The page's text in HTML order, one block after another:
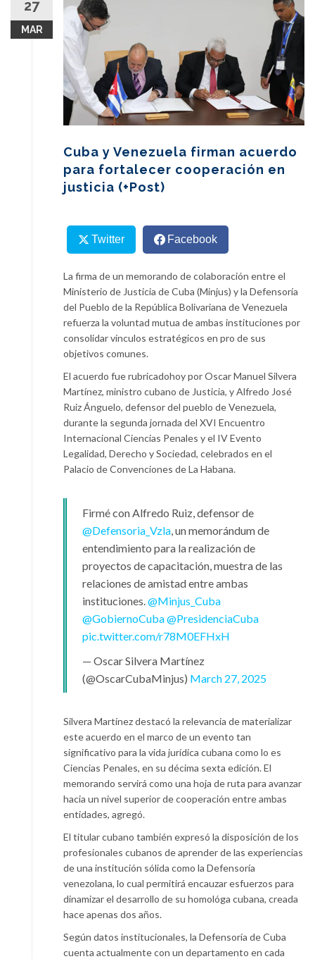
content
27
MAR
Cuba y Venezuela firman acuerdo
para fortalecer cooperación en
justicia (+Post)
Twitter Facebook
La firma de un memorando de colaboración entre el
Ministerio de Justicia de Cuba (Minjus) y la Defensoría
del Pueblo de la República Bolivariana de Venezuela
refuerza la voluntad mutua de ambas instituciones por
consolidar vínculos estratégicos en pro de sus
objetivos comunes.
El acuerdo fue rubricadohoy por Oscar Manuel Silvera
Martínez, ministro cubano de Justicia, y Alfredo José
Ruiz Ánguelo, defensor del pueblo de Venezuela,
durante la segunda jornada del XVI Encuentro
Internacional Ciencias Penales y el IV Evento
Legalidad, Derecho y Sociedad, celebrados en el
Palacio de Convenciones de La Habana.
Firmé con Alfredo Ruiz, defensor de
@Defensoria_Vzla , un memorándum de
entendimiento para la realización de
proyectos de capacitación, muestra de las
relaciones de amistad entre ambas
instituciones. @Minjus_Cuba
@GobiernoCuba@PresidenciaCuba
pic.twitter.com/r78M0EFHxH
— Oscar Silvera Martínez
(@OscarCubaMinjus) March 27, 2025
Silvera Martínez destacó la relevancia de materializar
este acuerdo en el marco de un evento tan
significativo para la vida jurídica cubana como lo es
Ciencias Penales, en su décima sexta edición. El
memorando servirá como una hoja de ruta para avanzar
hacia un nivel superior de cooperación entre ambas
entidades, agregó.
El titular cubano también expresó la disposición de los
profesionales cubanos de aprender de las experiencias
de una institución sólida como la Defensoría
venezolana, lo cual permitirá encauzar esfuerzos para
dinamizar el desarrollo de su homológa cubana, creada
hace apenas dos años.
Según datos institucionales, la Defensoría de Cuba
cuenta actualmente con un departamento en cada